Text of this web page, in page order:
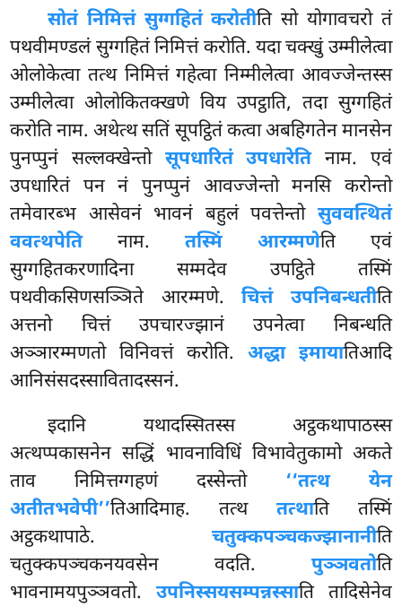
सोतं निमित्तं सुग्गहितं करोतीति सो योगावचरो तं
पथवीमण्डलं सुग्गहितं निमित्तंकरोति. यदा चक्खुं उम्मीलेत्वा
ओलोकेत्वा तत्थ निमित्तं गहेत्वा निम्मीलेत्वा आवज्जेन्तस्स
उम्मीलेत्वा ओलोकितक्खणे विय उपट्ठाति, तदा सुग्गहितं
करोति नाम. अथेत्थ सतिं सूपट्ठितं कत्वा अबहिगतेन मानसेन
पुनप्पुनं सल्लक्खेन्तो सूपधारितं उपधारेतिनाम. एवं
उपधारितं पन नं पुनप्पुनं आवज्जेन्तो मनसि करोन्तो
तमेवारब्भ आसेवनं भावनं बहुलं पवत्तेन्तो सुववत्थितं
ववत्थपेतिनाम. तस्मिं आरम्मणेति एवं
सुग्गहितकरणादिना सम्मदेव उपट्ठिते तस्मिं
पथवीकसिणसञ्ञिते आरम्मणे.चित्तं उपनिबन्धतीति
अत्तनो चित्तं उपचारज्झानं उपनेत्वा निबन्धति
अञ्ञारम्मणतो विनिवत्तं करोति. अद्धा इमायातिआदि
आनिसंसदस्सावितादस्सनं.
इदानि यथादस्सितस्स अट्ठकथापाठस्स
अत्थप्पकासनेन सद्धिं भावनाविधिं विभावेतुकामो अकते
ताव निमित्तग्गहणं दस्सेन्तो ‘‘तत्थ येन
अतीतभवेपी’’तिआदिमाह. तत्थ तत्थाति तस्मिं
अट्ठकथापाठे. चतुक्कपञ्चकज्झानानीति
चतुक्कपञ्चकनयवसेन वदति. पुञ्ञवतोति
भावनामयपुञ्ञवतो. उपनिस्सयसम्पन्नस्साति तादिसेनेव